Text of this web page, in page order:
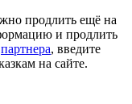
продлить ещё на
и продлить
партнера, введите
на сайте.